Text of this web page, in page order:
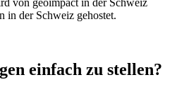
von geoimpact in der Schweiz
in der Schweiz gehostet.
einfach zu stellen?